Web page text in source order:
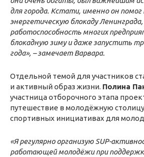
для города. Кстати, именно он помог
энергетическую блокаду
работоспособность многих
блокадную зиму и даже запустить
года», – замечает Варвара.
Отдельной темой для участников
и активный образ жизни. Полина
участница отборочного этапа
путешествие в молодёжную
спортивных инициативах для
«Я регулярно организую SUP-
работающей молодёжи при